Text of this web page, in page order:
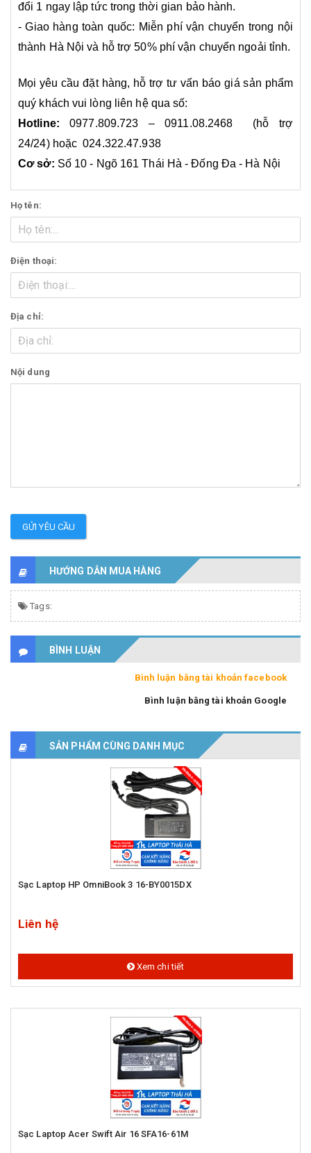
đổi 1 ngay lập tức trong thời gian bảo hành.
- Giao hàng toàn quốc: Miễn phí vận chuyển trong nội
thành Hà Nội và hỗ trợ 50% phí vận chuyển ngoải tỉnh.
Mọi yêu cầu đặt hàng, hỗ trợ tư vấn báo giá sản phẩm
quý khách vui lòng liên hệ qua số:
Hotline: 0977.809.723 – 0911.08.2468 (hỗ trợ
24/24) hoặc 024.322.47.938
Cơ sở: Số 10 - Ngõ 161 Thái Hà - Đống Đa - Hà Nội
Họ tên:
Điện thoại:
Địa chỉ:
Nội dung
GỬI YÊU CẦU
HƯỚNG DẪN MUA HÀNG
Tags:
BÌNH LUẬN
Bình luận bằng tài khoản facebook
Bình luận bằng tài khoản Google
SẢN PHẨM CÙNG DANH MỤC
Sạc Laptop HP OmniBook 3 16-BY0015DX
Liên hệ
Xem chi tiết
Sạc Laptop Acer Swift Air 16 SFA16-61M